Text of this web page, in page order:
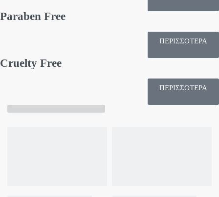
Paraben Free
ΠΕΡΙΣΣΟΤΕΡΑ
Cruelty Free
ΠΕΡΙΣΣΟΤΕΡΑ